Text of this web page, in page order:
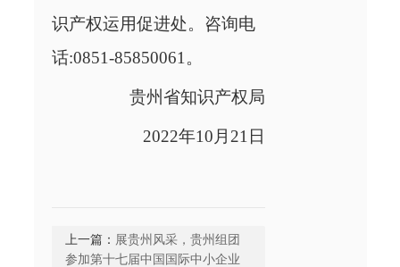
识产权运用促进处。咨询电
话:0851-85850061。
贵州省知识产权局
2022年10月21日
上一篇： 展贵州风采，贵州组团
参加第十七届中国国际中小企业